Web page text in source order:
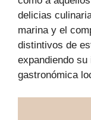
delicias
marina y el
distintivos de
expandiendo
gastronómica